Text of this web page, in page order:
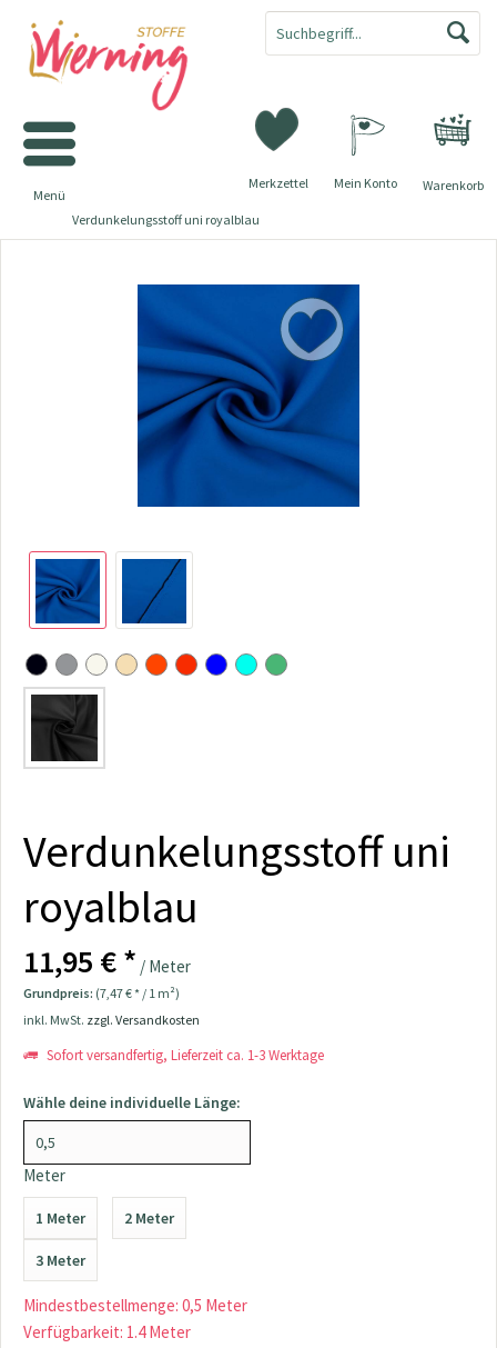
Warenkorb
Merkzettel Mein Konto
Menü
Verdunkelungsstoff uni royalblau
Verdunkelungsstoff uni
royalblau
11,95 € * / Meter
Grundpreis: (7,47 € * / 1 m²)
inkl. MwSt. zzgl. Versandkosten
Sofort versandfertig, Lieferzeit ca. 1-3 Werktage
Wähle deine individuelle Länge:
Meter
1 Meter 2 Meter
3 Meter
Mindestbestellmenge: 0,5 Meter
Verfügbarkeit: 1.4 Meter